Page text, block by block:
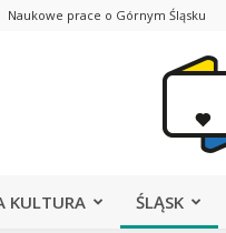
Naukowe prace o Górnym Śląsku
KULTURA ŚLĄSK